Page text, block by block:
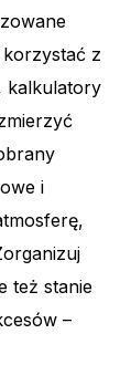
z
kalkulatory
i
też stanie
–